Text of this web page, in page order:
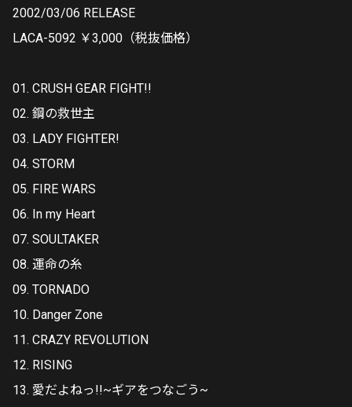
2002/03/06 RELEASE
LACA-5092 ￥3,000（税抜価格）
01. CRUSH GEAR FIGHT!!
02. 鋼の救世主
03. LADY FIGHTER!
04. STORM
05. FIRE WARS
06. In my Heart
07. SOULTAKER
08. 運命の糸
09. TORNADO
10. Danger Zone
11. CRAZY REVOLUTION
12. RISING
13. 愛だよねっ!!~ギアをつなごう~